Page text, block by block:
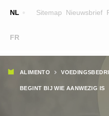
NL
FR
Sitemap Nieuwsbrief
Main
navigation
ZOEK
Kruimelpad
ALIMENTO
BEGINT BIJ WIE AANWEZIG IS